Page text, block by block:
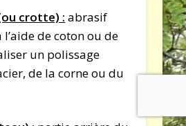
crotte) : abrasif
de coton ou de
un polissage
de la corne ou du